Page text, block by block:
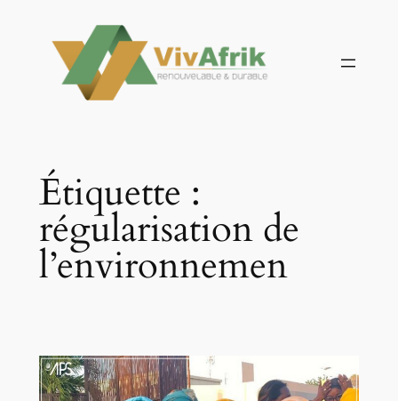
contenu
Étiquette :
régularisation de
l’environnemen